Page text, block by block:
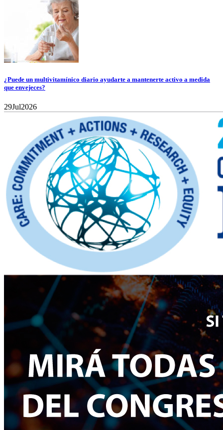
¿Puede un multivitamínico diario ayudarte a mantenerte activo a medida
que envejeces?
29Jul2026